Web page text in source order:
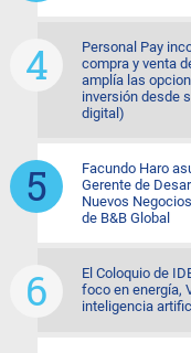
Personal Pay
compra y venta
amplía las
inversión desde
digital)
Facundo Haro
Gerente de
Nuevos
de B&B Global
El Coloquio de
foco en energía,
inteligencia